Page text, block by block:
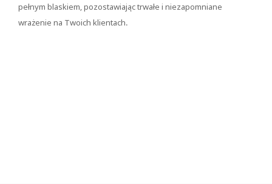
pełnym blaskiem, pozostawiając trwałe i niezapomniane
wrażenie na Twoich klientach.